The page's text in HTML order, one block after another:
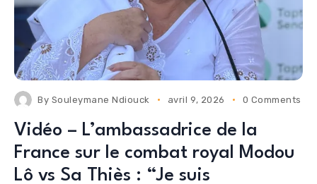
By Souleymane Ndiouck avril 9, 2026 0 Comments
Vidéo – L’ambassadrice de la
France sur le combat royal Modou
Lô vs Sa Thiès : “Je suis